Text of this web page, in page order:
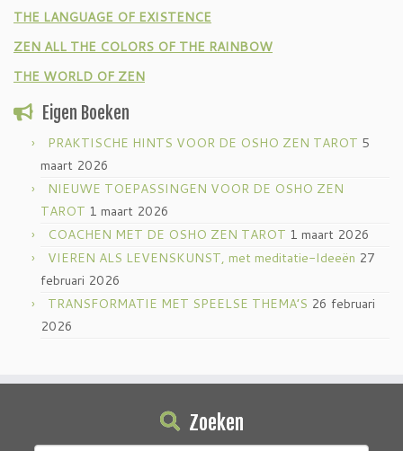
THE LANGUAGE OF EXISTENCE
ZEN ALL THE COLORS OF THE RAINBOW
THE WORLD OF ZEN
Eigen Boeken
PRAKTISCHE HINTS VOOR DE OSHO ZEN TAROT 5
maart 2026
NIEUWE TOEPASSINGEN VOOR DE OSHO ZEN
TAROT 1 maart 2026
COACHEN MET DE OSHO ZEN TAROT 1 maart 2026
VIEREN ALS LEVENSKUNST, met meditatie-Ideeën 27
februari 2026
TRANSFORMATIE MET SPEELSE THEMA’S 26 februari
2026
Zoeken